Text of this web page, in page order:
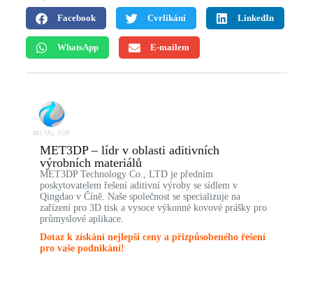
Facebook Cvrlikání LinkedIn
WhatsApp E-mailem
MET3DP – lídr v oblasti aditivních
výrobních materiálů
MET3DP Technology Co., LTD je předním
poskytovatelem řešení aditivní výroby se sídlem v
Qingdao v Číně. Naše společnost se specializuje na
zařízení pro 3D tisk a vysoce výkonné kovové prášky pro
průmyslové aplikace.
Dotaz k získání nejlepší ceny a přizpůsobeného řešení
pro vaše podnikání!